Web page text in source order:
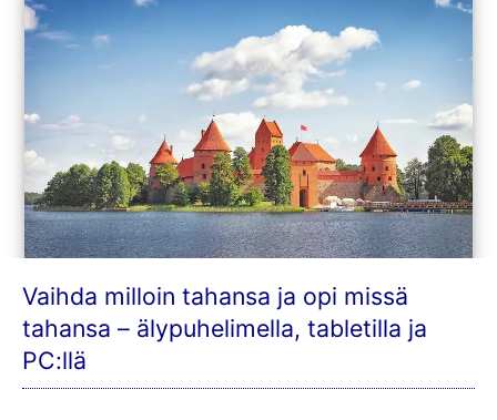
Vaihda milloin tahansa ja opi missä
tahansa – älypuhelimella, tabletilla ja
PC:llä